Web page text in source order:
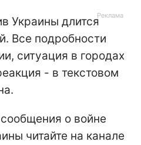
Украины длится
Все подробности
ситуация в городах
- в текстовом
о войне
читайте на канале